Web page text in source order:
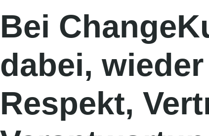
Bei
dabei,
Respekt,